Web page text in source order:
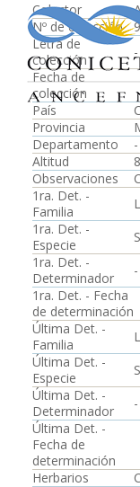
Colector
Nº de colección
Letra de
colección
-
Fecha de
colección
País
Provincia
Departamento
-
Altitud
Observaciones
1ra. Det. -
Familia
1ra. Det. -
Especie
1ra. Det. -
Determinador
-
1ra. Det. - Fecha
de determinación
Última Det. -
Familia
Última Det. -
Especie
Última Det. -
Determinador
-
Última Det. -
Fecha de
determinación
Herbarios